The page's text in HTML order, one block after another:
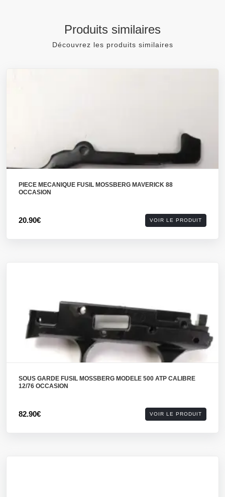
Produits similaires
Découvrez les produits similaires
PIECE MECANIQUE FUSIL MOSSBERG MAVERICK 88
OCCASION
20.90€ VOIR LE PRODUIT
SOUS GARDE FUSIL MOSSBERG MODELE 500 ATP CALIBRE
12/76 OCCASION
82.90€ VOIR LE PRODUIT